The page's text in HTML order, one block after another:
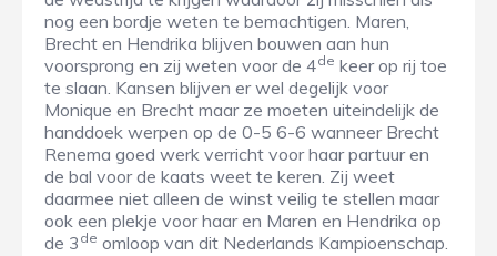
nog een bordje weten te bemachtigen. Maren,
Brecht en Hendrika blijven bouwen aan hun
voorsprong en zij weten voor de 4de keer op rij toe
te slaan. Kansen blijven er wel degelijk voor
Monique en Brecht maar ze moeten uiteindelijk de
handdoek werpen op de 0-5 6-6 wanneer Brecht
Renema goed werk verricht voor haar partuur en
de bal voor de kaats weet te keren. Zij weet
daarmee niet alleen de winst veilig te stellen maar
ook een plekje voor haar en Maren en Hendrika op
de 3 de omloop van dit Nederlands Kampioenschap.